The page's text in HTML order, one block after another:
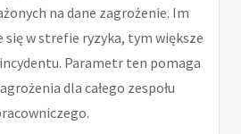
na dane zagrożenie. Im
się w strefie ryzyka, tym większe
Parametr ten pomaga
dla całego zespołu